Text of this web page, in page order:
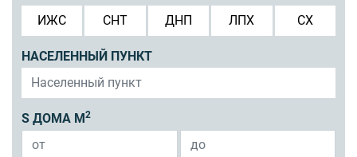
ИЖС
СНТ ДНП ЛПХ СХ
НАСЕЛЕННЫЙ ПУНКТ
S ДОМА М 2